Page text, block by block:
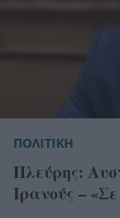
ΠΟΛΙΤΙΚΗ
Πλεύρης:
Ιρανούς –